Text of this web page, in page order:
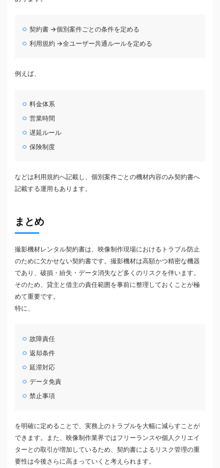
契約書 →個別案件ごとの条件を定める
利用規約 →全ユーザー共通ルールを定める
例えば、
料金体系
営業時間
遅延ルール
保険制度
などは利用規約へ記載し、個別案件ごとの機材内容のみ契約書へ
記載する運用もあります。
まとめ
撮影機材レンタル契約書は、映像制作現場におけるトラブル防止
のために欠かせない契約書です。撮影機材は高額かつ精密な機器
であり、破損・紛失・データ消失など多くのリスクを伴います。
そのため、貸主と借主の責任範囲を事前に整理しておくことが極
めて重要です。
特に、
故障責任
返却条件
延滞対応
データ免責
禁止事項
を明確に定めることで、実務上のトラブルを大幅に減らすことが
できます。また、映像制作業界ではフリーランスや個人クリエイ
ターとの取引が増加しているため、契約書によるリスク管理の重
要性は今後さらに高まっていくと考えられます。